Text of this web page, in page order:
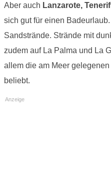
Aber auch Lanzarote,
sich gut für einen
Sandstrände. Strände mit
zudem auf La Palma und La
allem die am Meer
beliebt.
Anzeige